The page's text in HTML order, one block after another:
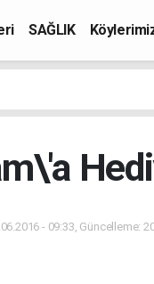
SAĞLIK
- 09:33, Güncelleme: